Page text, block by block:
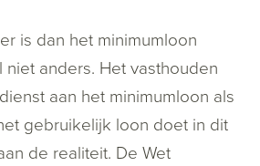
is dan het minimumloon
anders. Het vasthouden
aan het minimumloon als
gebruikelijk loon doet in dit
de realiteit. De Wet